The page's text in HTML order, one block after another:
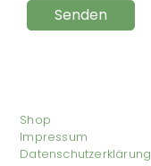
Shop
Impressum
Datenschutzerklärung